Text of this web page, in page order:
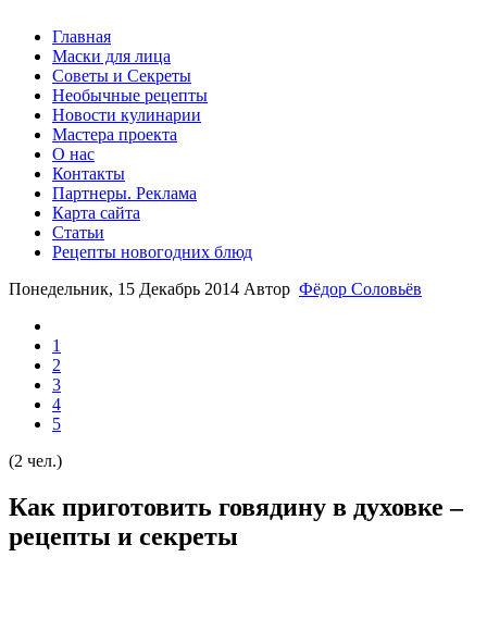
Главная
Маски для лица
Советы и Секреты
Необычные рецепты
Новости кулинарии
Мастера проекта
О нас
Контакты
Партнеры. Реклама
Карта сайта
Статьи
Рецепты новогодних блюд
Понедельник, 15 Декабрь 2014 Автор Фёдор Соловьёв
1
2
3
4
5
(2 чел.)
Как приготовить говядину в духовке –
рецепты и секреты